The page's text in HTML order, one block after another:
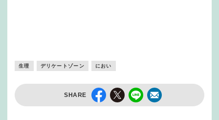
生理 デリケートゾーン におい
SHARE